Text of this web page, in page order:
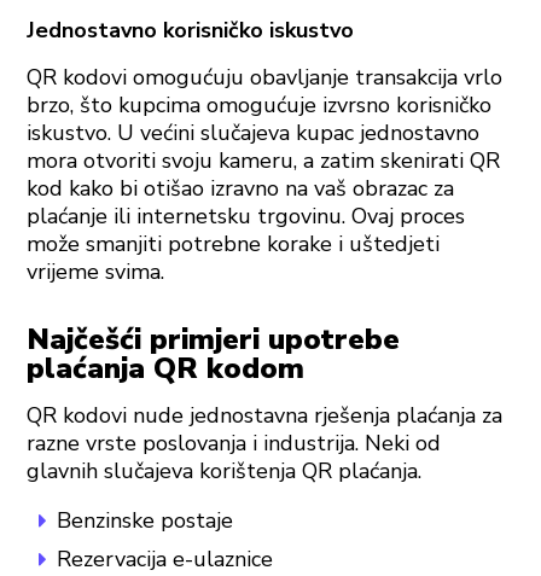
Jednostavno korisničko iskustvo
QR kodovi omogućuju obavljanje transakcija vrlo
brzo, što kupcima omogućuje izvrsno korisničko
iskustvo. U većini slučajeva kupac jednostavno
mora otvoriti svoju kameru, a zatim skenirati QR
kod kako bi otišao izravno na vaš obrazac za
plaćanje ili internetsku trgovinu. Ovaj proces
može smanjiti potrebne korake i uštedjeti
vrijeme svima.
Najčešći primjeri upotrebe
plaćanja QR kodom
QR kodovi nude jednostavna rješenja plaćanja za
razne vrste poslovanja i industrija. Neki od
glavnih slučajeva korištenja QR plaćanja.
Benzinske postaje
Rezervacija e-ulaznice